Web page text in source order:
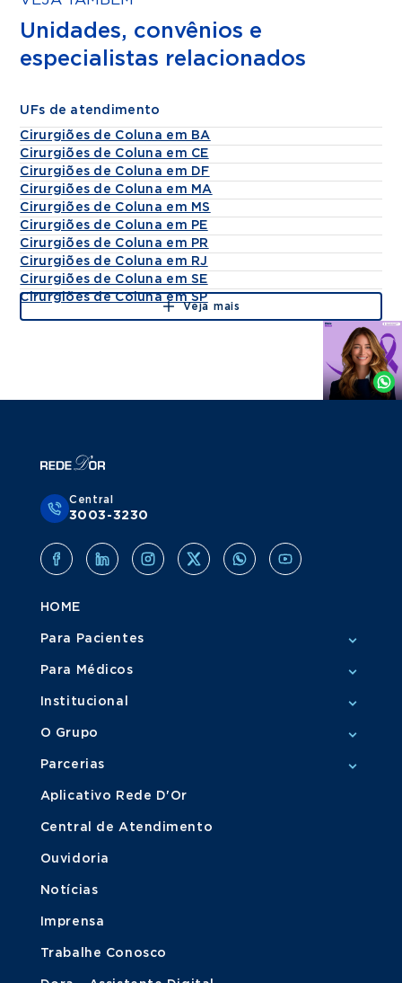
Unidades, convênios e
especialistas relacionados
UFs de atendimento
Cirurgiões de Coluna em BA
Cirurgiões de Coluna em CE
Cirurgiões de Coluna em DF
Cirurgiões de Coluna em MA
Cirurgiões de Coluna em MS
Cirurgiões de Coluna em PE
Cirurgiões de Coluna em PR
Cirurgiões de Coluna em RJ
Cirurgiões de Coluna em SE
Cirurgiões de Coluna em SP
Veja mais
Agende
Whatsapp
Central
3003-3230
HOME
Para Pacientes
Para Médicos
Institucional
O Grupo
Parcerias
Aplicativo Rede D'Or
Central de Atendimento
Ouvidoria
Notícias
Imprensa
Trabalhe Conosco